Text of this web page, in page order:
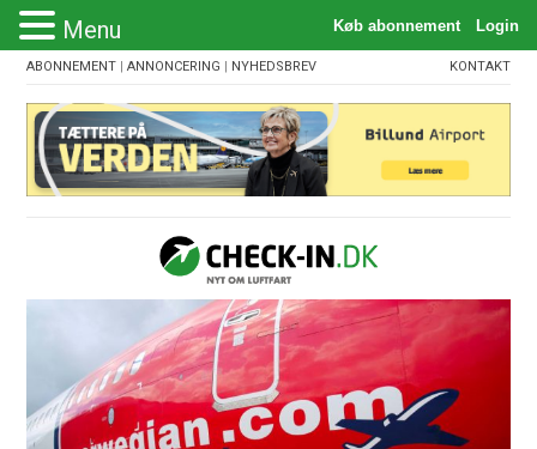
ABONNEMENT |ANNONCERING | NYHEDSBREV KONTAKT
Menu